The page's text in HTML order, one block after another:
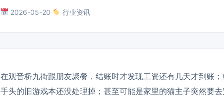
2026-05-20 行业资讯
在观音桥九街跟朋友聚餐，结账时才发现工资还有几天才到账
手头的旧游戏本还没处理掉；甚至可能是家里的猫主子突然要